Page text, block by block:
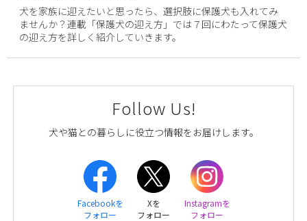
犬を家族に迎えたいと思ったら、選択肢に保護犬も入れてみ
ませんか？連載「保護犬の迎え方」では７回にわたって保護犬
の迎え方を詳しく紹介していきます。
Follow Us!
犬や猫との暮らしに役立つ情報をお届けします。
Facebookを
フォロー
Xを
フォロー
Instagramを
フォロー